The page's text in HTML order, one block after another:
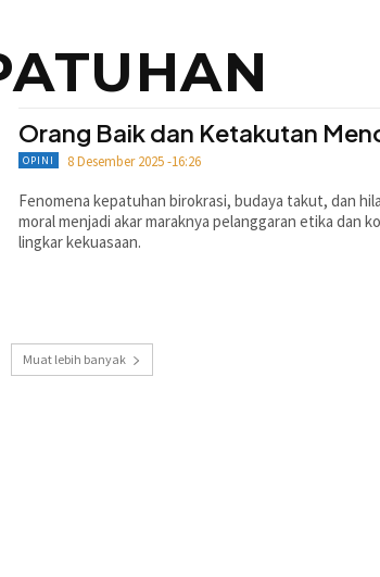
Orang Baik dan Ketakutan
OPINI 8 Desember 2025 -16:26
Fenomena kepatuhan birokrasi, budaya takut, dan
moral menjadi akar maraknya pelanggaran etika dan
lingkar kekuasaan.
Muat lebih banyak